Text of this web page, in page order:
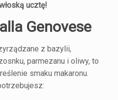
ucztę!
Genovese
z bazylii,
parmezanu i oliwy, to
smaku makaronu.